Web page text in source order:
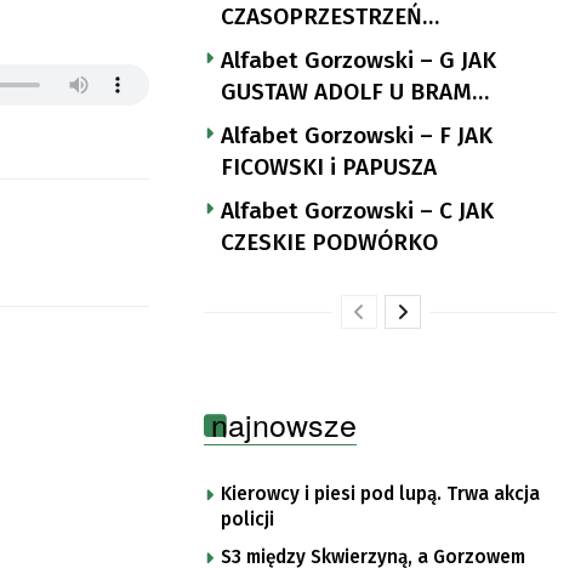
CZASOPRZESTRZEŃ
NUTTGENSA
Alfabet Gorzowski – G JAK
GUSTAW ADOLF U BRAM
LANDSBERGA
Alfabet Gorzowski – F JAK
FICOWSKI i PAPUSZA
Alfabet Gorzowski – C JAK
CZESKIE PODWÓRKO
najnowsze
Kierowcy i piesi pod lupą. Trwa akcja
policji
S3 między Skwierzyną, a Gorzowem